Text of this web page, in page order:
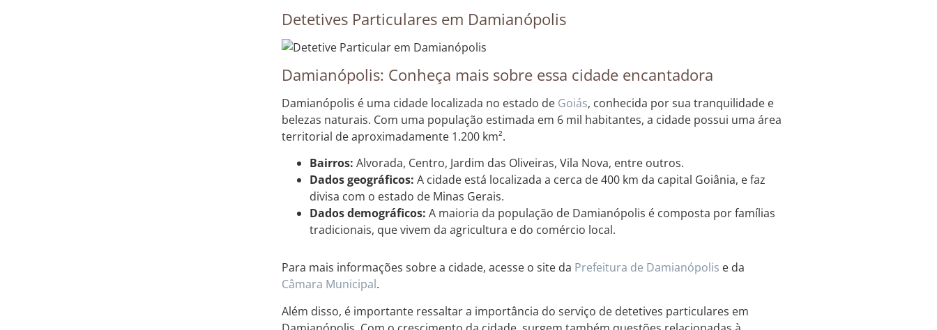
Detetives Particulares em Damianópolis
Damianópolis: Conheça mais sobre essa cidade encantadora
Damianópolis é uma cidade localizada no estado de Goiás, conhecida por sua tranquilidade e
belezas naturais. Com uma população estimada em 6 mil habitantes, a cidade possui uma área
territorial de aproximadamente 1.200 km².
Bairros: Alvorada, Centro, Jardim das Oliveiras, Vila Nova, entre outros.
Dados geográficos: A cidade está localizada a cerca de 400 km da capital Goiânia, e faz
divisa com o estado de Minas Gerais.
Dados demográficos: A maioria da população de Damianópolis é composta por famílias
tradicionais, que vivem da agricultura e do comércio local.
Para mais informações sobre a cidade, acesse o site da Prefeitura de Damianópolis e da
Câmara Municipal.
Além disso, é importante ressaltar a importância do serviço de detetives particulares em